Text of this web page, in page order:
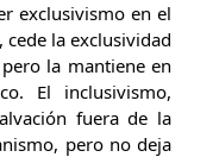
exclusivismo en el
la exclusividad
la mantiene en
El inclusivismo,
fuera de la
pero no deja